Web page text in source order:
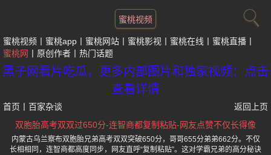
蜜桃视频
蜜桃视频 蜜桃app 蜜桃网站 蜜桃影视 蜜桃在线
蜜桃直播
蜜桃网
原创作者 热门话题
黑子网看片吃瓜，更多内部图片和独家视频：点击
查看详情
首页 百家杂谈
返回上页
双胞胎高考双双过650分-连智商都复制粘贴-网友点赞不仅长得像
内蒙古乌兰察布双胞胎兄弟高考双双突破650分，哥哥655分弟弟662分。不仅
长相相同，连智商都高度同步，网友直呼“复制粘贴”。这对学霸兄弟的高分秘诀